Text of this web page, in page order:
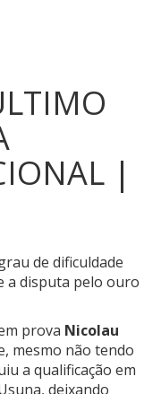
|
de dificuldade
a disputa pelo ouro
prova Nicolau
mesmo não tendo
a qualificação em
deixando